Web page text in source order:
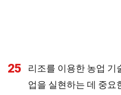
25
리조를 이용한 농업 기
업을 실현하는 데 중요